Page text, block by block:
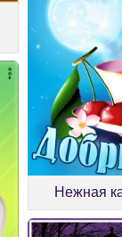
Нежная